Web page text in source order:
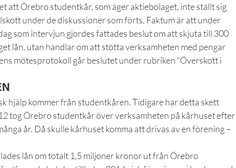
att Örebro studentkår, som äger aktiebolaget, inte ställt sig
under de diskussioner som förts. Faktum är att under
som intervjun gjordes fattades beslut om att skjuta till 300
lån, utan handlar om att stötta verksamheten med pengar
mötesprotokoll går beslutet under rubriken “Överskott i
hjälp kommer från studentkåren. Tidigare har detta skett
tog Örebro studentkår över verksamheten på kårhuset efter
år. Då skulle kårhuset komma att drivas av en förening –
lån om totalt 1,5 miljoner kronor ut från Örebro